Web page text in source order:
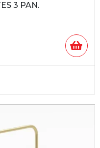
3 PAN.